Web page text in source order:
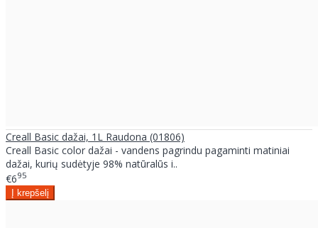
Creall Basic dažai, 1L Raudona (01806)
Creall Basic color dažai - vandens pagrindu pagaminti matiniai
dažai, kurių sudėtyje 98% natūralūs i..
€695